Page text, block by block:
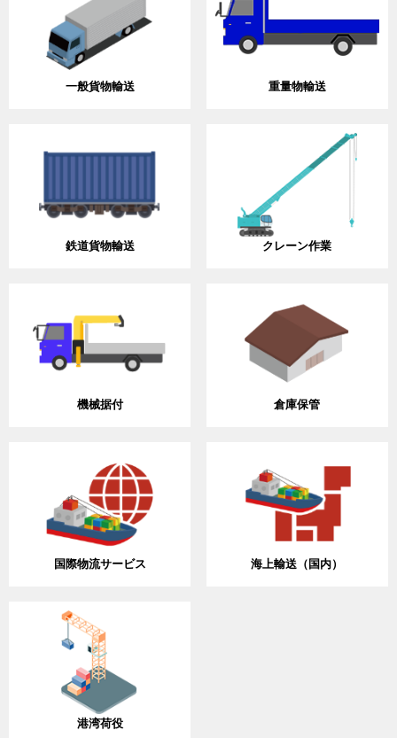
一般貨物輸送 重量物輸送
鉄道貨物輸送 クレーン作業
機械据付 倉庫保管
国際物流サービス 海上輸送（国内）
港湾荷役